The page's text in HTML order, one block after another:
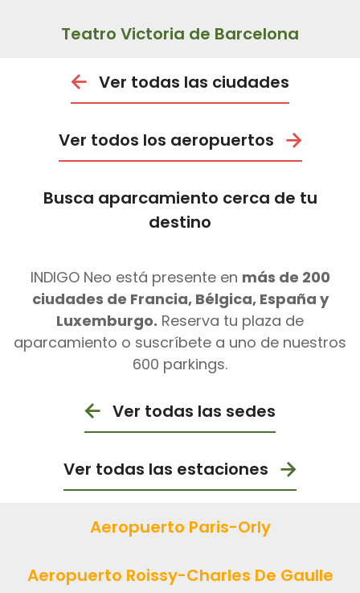
Teatro Victoria de Barcelona
Ver todas las ciudades
Ver todos los aeropuertos
Busca aparcamiento cerca de tu
destino
INDIGO Neo está presente en más de 200
ciudades de Francia, Bélgica, España y
Luxemburgo. Reserva tu plaza de
aparcamiento o suscríbete a uno de nuestros
600 parkings.
Ver todas las sedes
Ver todas las estaciones
Aeropuerto Paris-Orly
Aeropuerto Roissy-Charles De Gaulle